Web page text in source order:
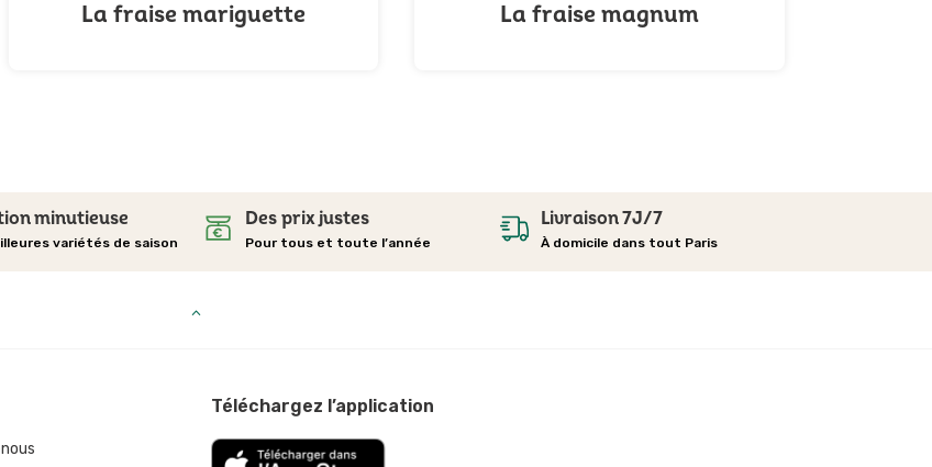
La fraise mariguette La fraise magnum
minutieuse
variétés de saison
Des prix justes
Pour tous et toute l’année
Livraison 7J/7
À domicile dans tout Paris
Téléchargez l’application